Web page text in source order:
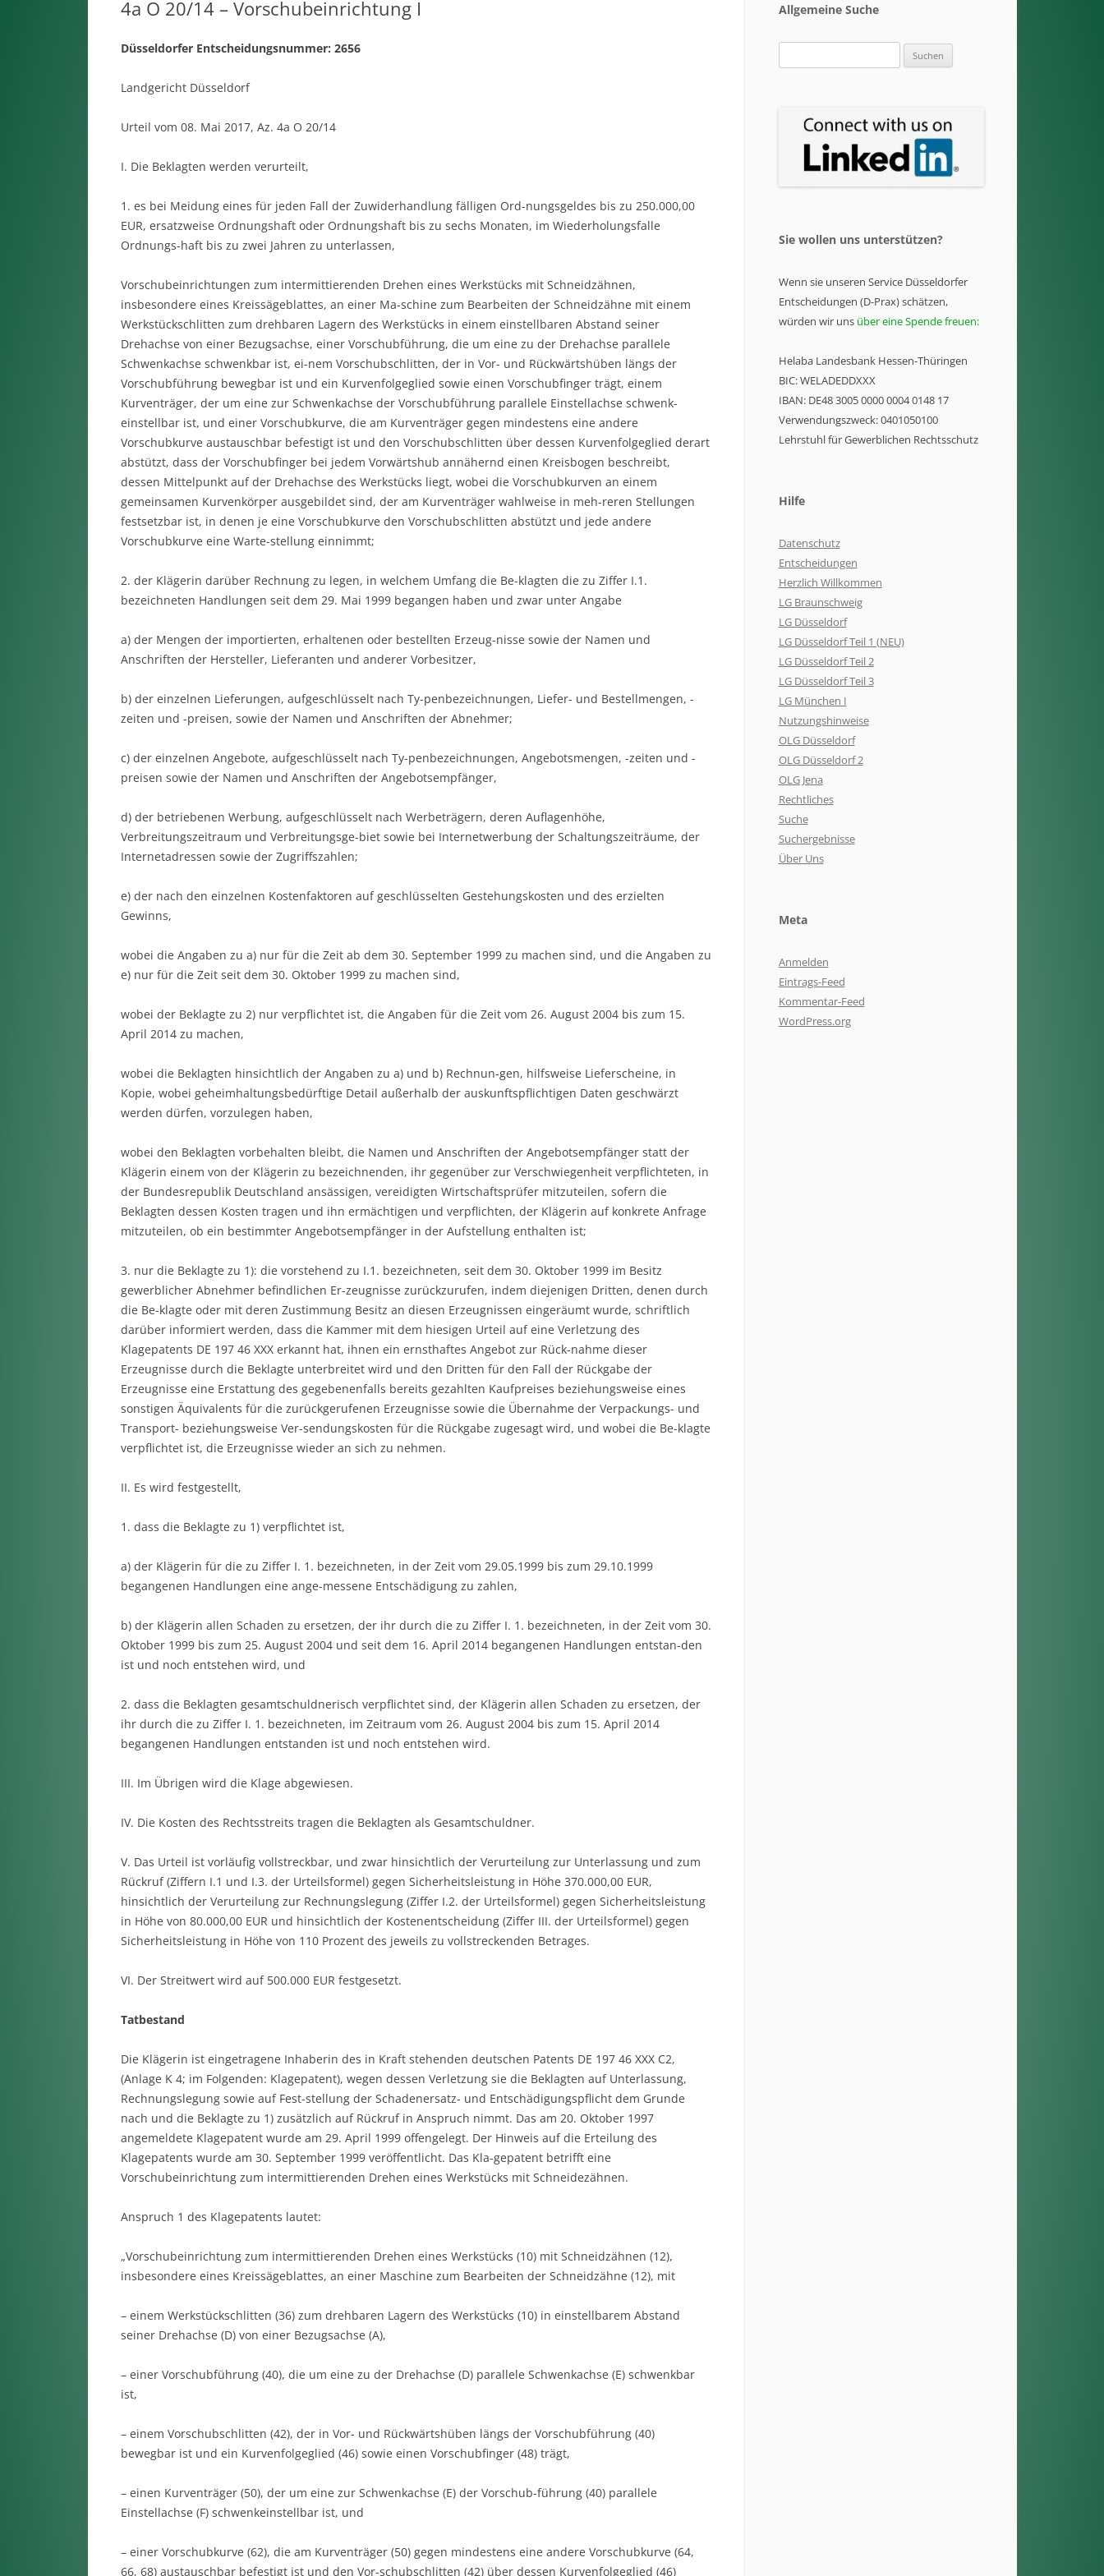
4a O 20/14 – Vorschubeinrichtung I
Düsseldorfer Entscheidungsnummer: 2656
Landgericht Düsseldorf
Urteil vom 08. Mai 2017, Az. 4a O 20/14
I. Die Beklagten werden verurteilt,
1. es bei Meidung eines für jeden Fall der Zuwiderhandlung fälligen Ord-nungsgeldes bis zu 250.000,00
EUR, ersatzweise Ordnungshaft oder Ordnungshaft bis zu sechs Monaten, im Wiederholungsfalle
Ordnungs-haft bis zu zwei Jahren zu unterlassen,
Vorschubeinrichtungen zum intermittierenden Drehen eines Werkstücks mit Schneidzähnen,
insbesondere eines Kreissägeblattes, an einer Ma-schine zum Bearbeiten der Schneidzähne mit einem
Werkstückschlitten zum drehbaren Lagern des Werkstücks in einem einstellbaren Abstand seiner
Drehachse von einer Bezugsachse, einer Vorschubführung, die um eine zu der Drehachse parallele
Schwenkachse schwenkbar ist, ei-nem Vorschubschlitten, der in Vor- und Rückwärtshüben längs der
Vorschubführung bewegbar ist und ein Kurvenfolgeglied sowie einen Vorschubfinger trägt, einem
Kurventräger, der um eine zur Schwenkachse der Vorschubführung parallele Einstellachse schwenk-
einstellbar ist, und einer Vorschubkurve, die am Kurventräger gegen mindestens eine andere
Vorschubkurve austauschbar befestigt ist und den Vorschubschlitten über dessen Kurvenfolgeglied derart
abstützt, dass der Vorschubfinger bei jedem Vorwärtshub annähernd einen Kreisbogen beschreibt,
dessen Mittelpunkt auf der Drehachse des Werkstücks liegt, wobei die Vorschubkurven an einem
gemeinsamen Kurvenkörper ausgebildet sind, der am Kurventräger wahlweise in meh-reren Stellungen
festsetzbar ist, in denen je eine Vorschubkurve den Vorschubschlitten abstützt und jede andere
Vorschubkurve eine Warte-stellung einnimmt;
2. der Klägerin darüber Rechnung zu legen, in welchem Umfang die Be-klagten die zu Ziffer I.1.
bezeichneten Handlungen seit dem 29. Mai 1999 begangen haben und zwar unter Angabe
a) der Mengen der importierten, erhaltenen oder bestellten Erzeug-nisse sowie der Namen und
Anschriften der Hersteller, Lieferanten und anderer Vorbesitzer,
b) der einzelnen Lieferungen, aufgeschlüsselt nach Ty-penbezeichnungen, Liefer- und Bestellmengen, -
zeiten und -preisen, sowie der Namen und Anschriften der Abnehmer;
c) der einzelnen Angebote, aufgeschlüsselt nach Ty-penbezeichnungen, Angebotsmengen, -zeiten und -
preisen sowie der Namen und Anschriften der Angebotsempfänger,
d) der betriebenen Werbung, aufgeschlüsselt nach Werbeträgern, deren Auflagenhöhe,
Verbreitungszeitraum und Verbreitungsge-biet sowie bei Internetwerbung der Schaltungszeiträume, der
Internetadressen sowie der Zugriffszahlen;
e) der nach den einzelnen Kostenfaktoren auf geschlüsselten Gestehungskosten und des erzielten
Gewinns,
wobei die Angaben zu a) nur für die Zeit ab dem 30. September 1999 zu machen sind, und die Angaben zu
e) nur für die Zeit seit dem 30. Oktober 1999 zu machen sind,
wobei der Beklagte zu 2) nur verpflichtet ist, die Angaben für die Zeit vom 26. August 2004 bis zum 15.
April 2014 zu machen,
wobei die Beklagten hinsichtlich der Angaben zu a) und b) Rechnun-gen, hilfsweise Lieferscheine, in
Kopie, wobei geheimhaltungsbedürftige Detail außerhalb der auskunftspflichtigen Daten geschwärzt
werden dürfen, vorzulegen haben,
wobei den Beklagten vorbehalten bleibt, die Namen und Anschriften der Angebotsempfänger statt der
Klägerin einem von der Klägerin zu bezeichnenden, ihr gegenüber zur Verschwiegenheit verpflichteten, in
der Bundesrepublik Deutschland ansässigen, vereidigten Wirtschaftsprüfer mitzuteilen, sofern die
Beklagten dessen Kosten tragen und ihn ermächtigen und verpflichten, der Klägerin auf konkrete Anfrage
mitzuteilen, ob ein bestimmter Angebotsempfänger in der Aufstellung enthalten ist;
3. nur die Beklagte zu 1): die vorstehend zu I.1. bezeichneten, seit dem 30. Oktober 1999 im Besitz
gewerblicher Abnehmer befindlichen Er-zeugnisse zurückzurufen, indem diejenigen Dritten, denen durch
die Be-klagte oder mit deren Zustimmung Besitz an diesen Erzeugnissen eingeräumt wurde, schriftlich
darüber informiert werden, dass die Kammer mit dem hiesigen Urteil auf eine Verletzung des
Klagepatents DE 197 46 XXX erkannt hat, ihnen ein ernsthaftes Angebot zur Rück-nahme dieser
Erzeugnisse durch die Beklagte unterbreitet wird und den Dritten für den Fall der Rückgabe der
Erzeugnisse eine Erstattung des gegebenenfalls bereits gezahlten Kaufpreises beziehungsweise eines
sonstigen Äquivalents für die zurückgerufenen Erzeugnisse sowie die Übernahme der Verpackungs- und
Transport- beziehungsweise Ver-sendungskosten für die Rückgabe zugesagt wird, und wobei die Be-klagte
verpflichtet ist, die Erzeugnisse wieder an sich zu nehmen.
II. Es wird festgestellt,
1. dass die Beklagte zu 1) verpflichtet ist,
a) der Klägerin für die zu Ziffer I. 1. bezeichneten, in der Zeit vom 29.05.1999 bis zum 29.10.1999
begangenen Handlungen eine ange-messene Entschädigung zu zahlen,
b) der Klägerin allen Schaden zu ersetzen, der ihr durch die zu Ziffer I. 1. bezeichneten, in der Zeit vom 30.
Oktober 1999 bis zum 25. August 2004 und seit dem 16. April 2014 begangenen Handlungen entstan-den
ist und noch entstehen wird, und
2. dass die Beklagten gesamtschuldnerisch verpflichtet sind, der Klägerin allen Schaden zu ersetzen, der
ihr durch die zu Ziffer I. 1. bezeichneten, im Zeitraum vom 26. August 2004 bis zum 15. April 2014
begangenen Handlungen entstanden ist und noch entstehen wird.
III. Im Übrigen wird die Klage abgewiesen.
IV. Die Kosten des Rechtsstreits tragen die Beklagten als Gesamtschuldner.
V. Das Urteil ist vorläufig vollstreckbar, und zwar hinsichtlich der Verurteilung zur Unterlassung und zum
Rückruf (Ziffern I.1 und I.3. der Urteilsformel) gegen Sicherheitsleistung in Höhe 370.000,00 EUR,
hinsichtlich der Verurteilung zur Rechnungslegung (Ziffer I.2. der Urteilsformel) gegen Sicherheitsleistung
in Höhe von 80.000,00 EUR und hinsichtlich der Kostenentscheidung (Ziffer III. der Urteilsformel) gegen
Sicherheitsleistung in Höhe von 110 Prozent des jeweils zu vollstreckenden Betrages.
VI. Der Streitwert wird auf 500.000 EUR festgesetzt.
Tatbestand
Die Klägerin ist eingetragene Inhaberin des in Kraft stehenden deutschen Patents DE 197 46 XXX C2,
(Anlage K 4; im Folgenden: Klagepatent), wegen dessen Verletzung sie die Beklagten auf Unterlassung,
Rechnungslegung sowie auf Fest-stellung der Schadenersatz- und Entschädigungspflicht dem Grunde
nach und die Beklagte zu 1) zusätzlich auf Rückruf in Anspruch nimmt. Das am 20. Oktober 1997
angemeldete Klagepatent wurde am 29. April 1999 offengelegt. Der Hinweis auf die Erteilung des
Klagepatents wurde am 30. September 1999 veröffentlicht. Das Kla-gepatent betrifft eine
Vorschubeinrichtung zum intermittierenden Drehen eines Werkstücks mit Schneidezähnen.
Anspruch 1 des Klagepatents lautet:
„Vorschubeinrichtung zum intermittierenden Drehen eines Werkstücks (10) mit Schneidzähnen (12),
insbesondere eines Kreissägeblattes, an einer Maschine zum Bearbeiten der Schneidzähne (12), mit
– einem Werkstückschlitten (36) zum drehbaren Lagern des Werkstücks (10) in einstellbarem Abstand
seiner Drehachse (D) von einer Bezugsachse (A),
– einer Vorschubführung (40), die um eine zu der Drehachse (D) parallele Schwenkachse (E) schwenkbar
ist,
– einem Vorschubschlitten (42), der in Vor- und Rückwärtshüben längs der Vorschubführung (40)
bewegbar ist und ein Kurvenfolgeglied (46) sowie einen Vorschubfinger (48) trägt,
– einen Kurventräger (50), der um eine zur Schwenkachse (E) der Vorschub-führung (40) parallele
Einstellachse (F) schwenkeinstellbar ist, und
– einer Vorschubkurve (62), die am Kurventräger (50) gegen mindestens eine andere Vorschubkurve (64,
66, 68) austauschbar befestigt ist und den Vor-schubschlitten (42) über dessen Kurvenfolgeglied (46)
Allgemeine Suche
nach:
Sie wollen uns unterstützen?
Wenn sie unseren Service Düsseldorfer
Entscheidungen (D-Prax) schätzen,
würden wir uns über eine Spende freuen:
Helaba Landesbank Hessen-Thüringen
BIC: WELADEDDXXX
IBAN: DE48 3005 0000 0004 0148 17
Verwendungszweck: 0401050100
Lehrstuhl für Gewerblichen Rechtsschutz
Hilfe
Datenschutz
Entscheidungen
Herzlich Willkommen
LG Braunschweig
LG Düsseldorf
LG Düsseldorf Teil 1 (NEU)
LG Düsseldorf Teil 2
LG Düsseldorf Teil 3
LG München I
Nutzungshinweise
OLG Düsseldorf
OLG Düsseldorf 2
OLG Jena
Rechtliches
Suche
Suchergebnisse
Über Uns
Meta
Anmelden
Eintrags-Feed
Kommentar-Feed
WordPress.org